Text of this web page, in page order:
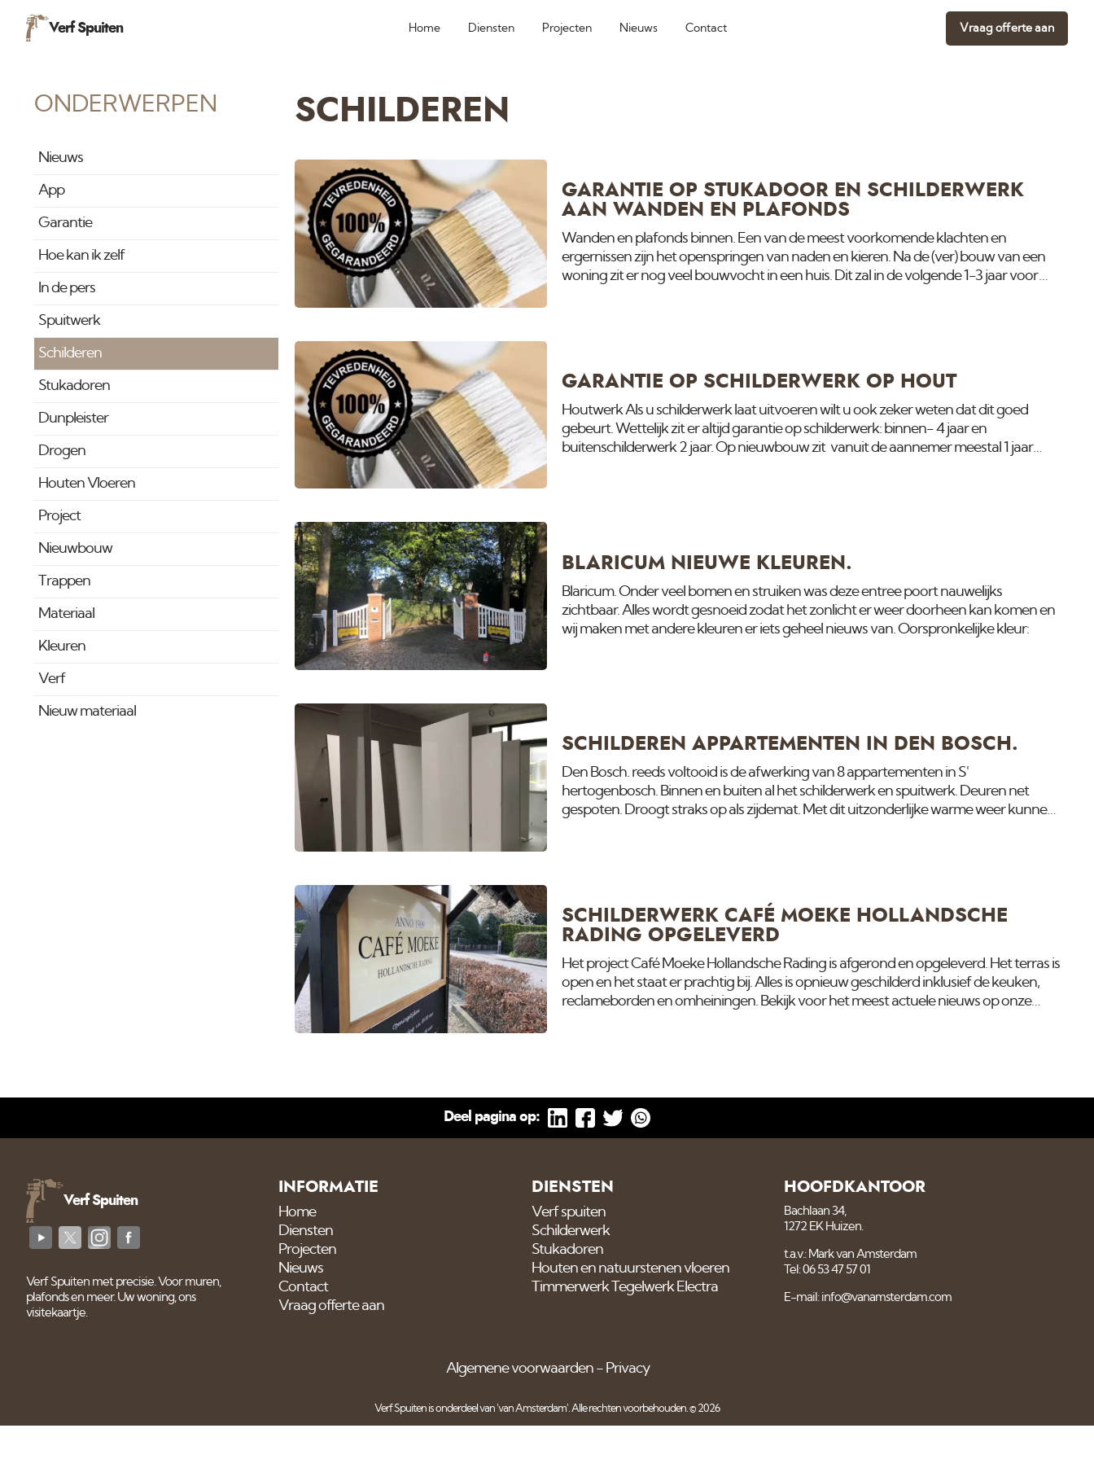
Verf Spuiten Home Diensten Projecten Nieuws Contact Vraag offerte aan
ONDERWERPEN
Nieuws
App
Garantie
Hoe kan ik zelf
In de pers
Spuitwerk
Schilderen
Stukadoren
Dunpleister
Drogen
Houten Vloeren
Project
Nieuwbouw
Trappen
Materiaal
Kleuren
Verf
Nieuw materiaal
SCHILDEREN
GARANTIE OP STUKADOOR EN SCHILDERWERK
AAN WANDEN EN PLAFONDS
Wanden en plafonds binnen. Een van de meest voorkomende klachten en
ergernissen zijn het openspringen van naden en kieren. Na de (ver) bouw van een
woning zit er nog veel bouwvocht in een huis. Dit zal in de volgende 1-3 jaar voor
GARANTIE OP SCHILDERWERK OP HOUT
Houtwerk Als u schilderwerk laat uitvoeren wilt u ook zeker weten dat dit goed
gebeurt. Wettelijk zit er altijd garantie op schilderwerk: binnen- 4 jaar en
buitenschilderwerk 2 jaar. Op nieuwbouw zit vanuit de aannemer meestal 1 jaar
BLARICUM NIEUWE KLEUREN.
Blaricum. Onder veel bomen en struiken was deze entree poort nauwelijks
zichtbaar. Alles wordt gesnoeid zodat het zonlicht er weer doorheen kan komen en
wij maken met andere kleuren er iets geheel nieuws van. Oorspronkelijke kleur:
SCHILDEREN APPARTEMENTEN IN DEN BOSCH.
Den Bosch. reeds voltooid is de afwerking van 8 appartementen in S'
hertogenbosch. Binnen en buiten al het schilderwerk en spuitwerk. Deuren net
gespoten. Droogt straks op als zijdemat. Met dit uitzonderlijke warme weer kunnen
SCHILDERWERK CAFÉ MOEKE HOLLANDSCHE
RADING OPGELEVERD
Het project Café Moeke Hollandsche Rading is afgerond en opgeleverd. Het terras is
open en het staat er prachtig bij. Alles is opnieuw geschilderd inklusief de keuken,
reclameborden en omheiningen. Bekijk voor het meest actuele nieuws op onze
Deel pagina op:
Verf Spuiten
Verf Spuiten met precisie. Voor muren,
plafonds en meer. Uw woning, ons
visitekaartje.
INFORMATIE
Home
Diensten
Projecten
Nieuws
Contact
Vraag offerte aan
DIENSTEN
Verf spuiten
Schilderwerk
Stukadoren
Houten en natuurstenen vloeren
Timmerwerk Tegelwerk Electra
HOOFDKANTOOR
Bachlaan 34,
1272 EK Huizen.
t.a.v.: Mark van Amsterdam
Tel: 06 53 47 57 01
E-mail: info@vanamsterdam.com
Algemene voorwaarden Privacy
Verf Spuiten is onderdeel van 'van Amsterdam' . Alle rechten voorbehouden. © 2026